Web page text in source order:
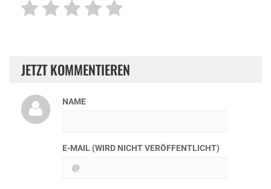
JETZT KOMMENTIEREN
NAME
E-MAIL (WIRD NICHT VERÖFFENTLICHT)